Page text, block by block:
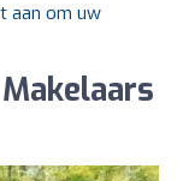
aan om uw